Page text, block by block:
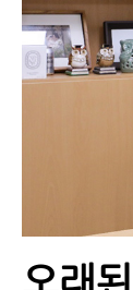
오래